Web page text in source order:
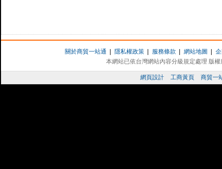
關於商貿一站通 隱私權政策 服務條款 網站地圖
本網站已依台灣網站內容分級規定處理 版
網頁設計 工商黃頁 商貿一